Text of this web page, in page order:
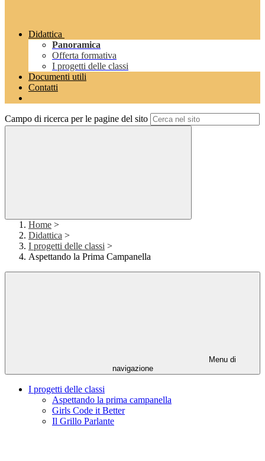
Didattica
Panoramica
Offerta formativa
I progetti delle classi
Documenti utili
Contatti
Campo di ricerca per le pagine del sito
Home >
Didattica >
I progetti delle classi >
Aspettando la Prima Campanella
Menu di
navigazione
I progetti delle classi
Aspettando la prima campanella
Girls Code it Better
Il Grillo Parlante